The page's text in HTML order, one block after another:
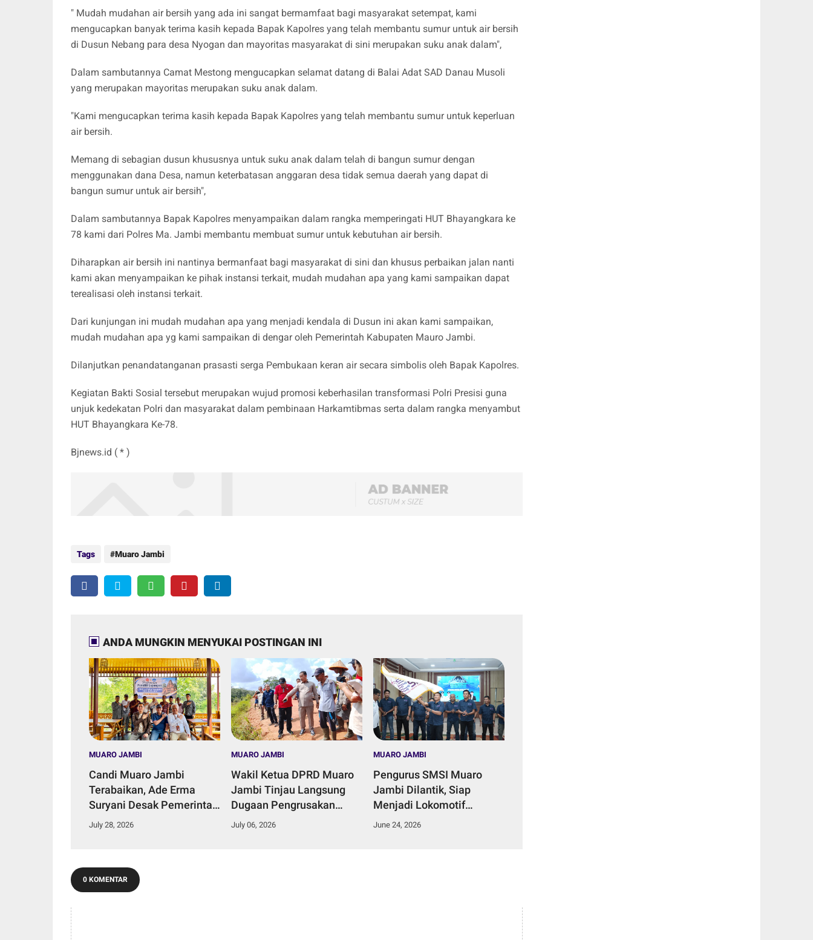
" Mudah mudahan air bersih yang ada ini sangat bermamfaat bagi masyarakat setempat, kami
mengucapkan banyak terima kasih kepada Bapak Kapolres yang telah membantu sumur untuk air bersih
di Dusun Nebang para desa Nyogan dan mayoritas masyarakat di sini merupakan suku anak dalam",
Dalam sambutannya Camat Mestong mengucapkan selamat datang di Balai Adat SAD Danau Musoli
yang merupakan mayoritas merupakan suku anak dalam.
"Kami mengucapkan terima kasih kepada Bapak Kapolres yang telah membantu sumur untuk keperluan
air bersih.
Memang di sebagian dusun khususnya untuk suku anak dalam telah di bangun sumur dengan
menggunakan dana Desa, namun keterbatasan anggaran desa tidak semua daerah yang dapat di
bangun sumur untuk air bersih",
Dalam sambutannya Bapak Kapolres menyampaikan dalam rangka memperingati HUT Bhayangkara ke
78 kami dari Polres Ma. Jambi membantu membuat sumur untuk kebutuhan air bersih.
Diharapkan air bersih ini nantinya bermanfaat bagi masyarakat di sini dan khusus perbaikan jalan nanti
kami akan menyampaikan ke pihak instansi terkait, mudah mudahan apa yang kami sampaikan dapat
terealisasi oleh instansi terkait.
Dari kunjungan ini mudah mudahan apa yang menjadi kendala di Dusun ini akan kami sampaikan,
mudah mudahan apa yg kami sampaikan di dengar oleh Pemerintah Kabupaten Mauro Jambi.
Dilanjutkan penandatanganan prasasti serga Pembukaan keran air secara simbolis oleh Bapak Kapolres.
Kegiatan Bakti Sosial tersebut merupakan wujud promosi keberhasilan transformasi Polri Presisi guna
unjuk kedekatan Polri dan masyarakat dalam pembinaan Harkamtibmas serta dalam rangka menyambut
HUT Bhayangkara Ke-78.
Bjnews.id ( * )
Tags Muaro Jambi
ANDA MUNGKIN MENYUKAI POSTINGAN INI
MUARO JAMBI
Candi Muaro Jambi
Terabaikan, Ade Erma
Suryani Desak Pemerintah
Daerah Perkuat Komitmen
July 28, 2026
MUARO JAMBI
Wakil Ketua DPRD Muaro
Jambi Tinjau Langsung
Dugaan Pengrusakan
Aliran Sungai di Desa
July 06, 2026
MUARO JAMBI
Pengurus SMSI Muaro
Jambi Dilantik, Siap
Menjadi Lokomotif
Penggerak Informasi yang
June 24, 2026
0 KOMENTAR